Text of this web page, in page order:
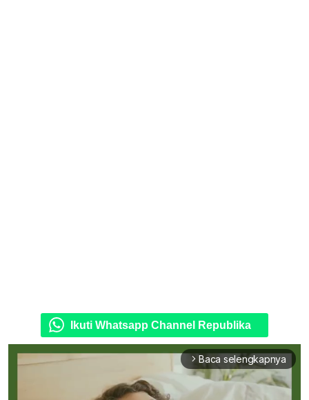
Ikuti Whatsapp Channel Republika
arrow_forward_ios Baca selengkapnya